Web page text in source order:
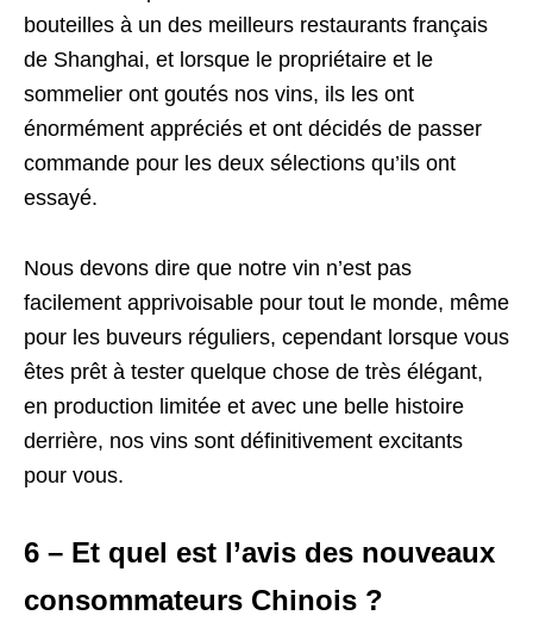
bouteilles à un des meilleurs restaurants français
de Shanghai, et lorsque le propriétaire et le
sommelier ont goutés nos vins, ils les ont
énormément appréciés et ont décidés de passer
commande pour les deux sélections qu’ils ont
essayé.
Nous devons dire que notre vin n’est pas
facilement apprivoisable pour tout le monde, même
pour les buveurs réguliers, cependant lorsque vous
êtes prêt à tester quelque chose de très élégant,
en production limitée et avec une belle histoire
derrière, nos vins sont définitivement excitants
pour vous.
6 – Et quel est l’avis des nouveaux
consommateurs Chinois ?